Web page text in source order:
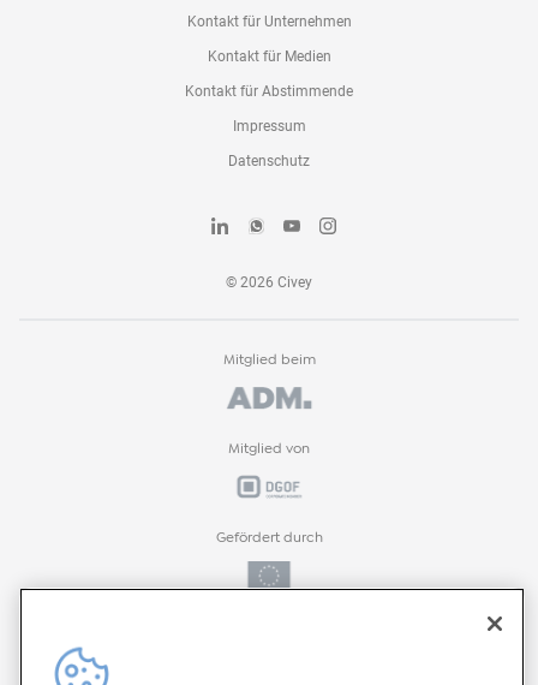
Kontakt für Unternehmen
Kontakt für Medien
Kontakt für Abstimmende
Impressum
Datenschutz
© 2026 Civey
Mitglied beim
Mitglied von
Gefördert durch